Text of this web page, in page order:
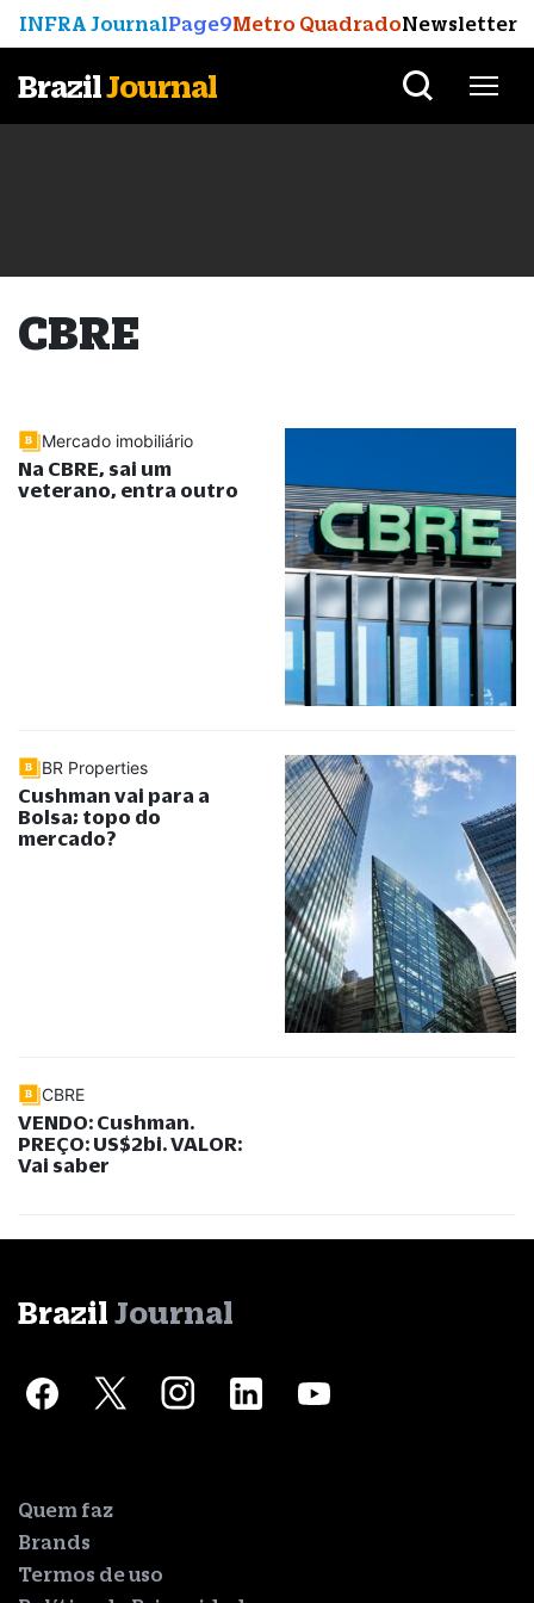
INFRA JournalPage9Metro QuadradoNewsletter
BrazilJournal
CBRE
Mercado imobiliário
Na CBRE, sai um
veterano, entra outro
BR Properties
Cushman vai para a
Bolsa; topo do
mercado?
CBRE
VENDO: Cushman.
PREÇO: US$2bi. VALOR:
Vai saber
Brazil Journal
Quem faz
Brands
Termos de uso